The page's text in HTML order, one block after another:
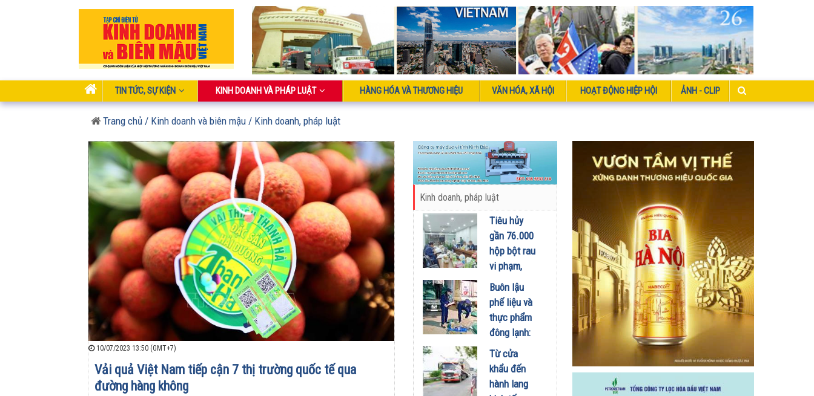
TIN TỨC, SỰ KIỆN KINH DOANH VÀ PHÁP LUẬT HÀNG HÓA VÀ THƯƠNG HIỆU VĂN HÓA, XÃ HỘI HOẠT ĐỘNG HIỆP HỘI ẢNH - CLIP
Trang chủ / Kinh doanh và biên mậu / Kinh doanh, pháp luật
10/07/2023 13:50 (GMT+7)
Vải quả Việt Nam tiếp cận 7 thị trường quốc tế qua
đường hàng không
Kinh doanh, pháp luật
Tiêu hủy
gần 76.000
hộp bột rau
vi phạm,
tăng cường
bảo vệ
quyền lợi
người tiêu
dùng
29/07/2026
Buôn lậu
phế liệu và
thực phẩm
đông lạnh:
"Điểm
nghẽn" đối
với phát
triển
Từ cửa
khẩu đến
hành lang